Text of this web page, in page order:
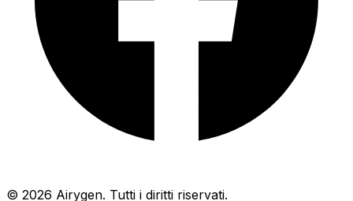
© 2026 Airygen. Tutti i diritti riservati.